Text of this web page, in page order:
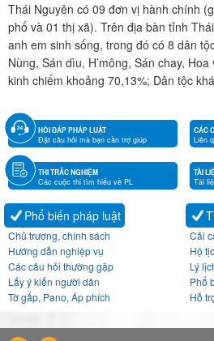
Thái Nguyên có 09 đơn vị hành chính
phố và 01 thị xã). Trên địa bàn tỉnh
anh em sinh sống, trong đó có 8 dân
Nùng, Sán dìu, H’mông, Sán chay,
kinh chiếm khoảng 70,13%; Dân tộc
HỎI ĐÁP PHÁP LUẬT
Đặt câu hỏi mà bạn cần trợ giúp
CÁC
Liên
THI TRẮC NGHIỆM
Các cuộc thi tìm hiểu về PL
TÀI
Tài
Phổ biến pháp luật
Chủ trương, chính sách
Hướng dẫn nghiệp vụ
Các câu hỏi thường gặp
Lấy ý kiến người dân
Tờ gấp, Pano, Áp phích
Cải
Hộ
Lý
Phổ
Hỗ